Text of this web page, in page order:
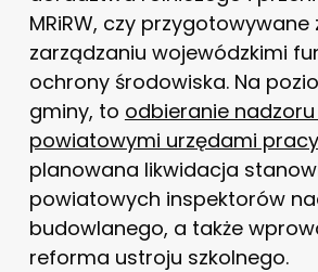
MRiRW, czy
zarządzaniu wojewódzkimi
ochrony środowiska. Na
gminy, to odbieranie
powiatowymi urzędami pracy
planowana likwidacja
powiatowych inspektorów
budowlanego, a także
reforma ustroju szkolnego.